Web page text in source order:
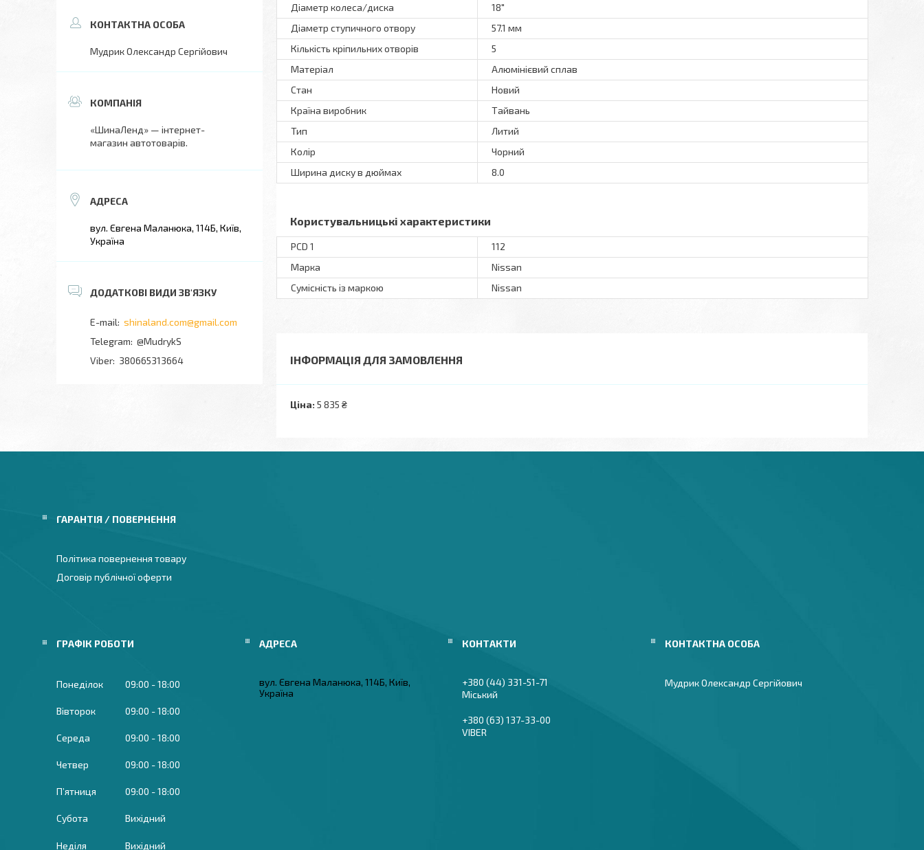
Діаметр колеса/диска
18"
Діаметр ступичного отвору
57.1 мм
Кількість кріпильних отворів
5
Матеріал
Алюмінієвий сплав
Стан
Новий
Країна виробник
Тайвань
Тип
Литий
Колір
Чорний
Ширина диску в дюймах
8.0
Користувальницькі характеристики
PCD 1
112
Марка
Nissan
Сумісність із маркою
Nissan
ІНФОРМАЦІЯ ДЛЯ ЗАМОВЛЕННЯ
Ціна: 5 835 ₴
Мудрик Олександр Сергійович
«ШинаЛенд» — інтернет-
магазин автотоварів.
вул. Євгена Маланюка, 114Б, Київ,
Україна
shinaland.com@gmail.com
@MudrykS
380665313664
ГАРАНТІЯ / ПОВЕРНЕННЯ
Політика повернення товару
Договір публічної оферти
ГРАФІК РОБОТИ
Понеділок 09:00 18:00
Вівторок 09:00 18:00
Середа 09:00 18:00
Четвер 09:00 18:00
Пʼятниця 09:00 18:00
Субота Вихідний
Неділя Вихідний
вул. Євгена Маланюка, 114Б, Київ,
Україна
+380 (44) 331-51-71
Міський
+380 (63) 137-33-00
VIBER
Мудрик Олександр Сергійович